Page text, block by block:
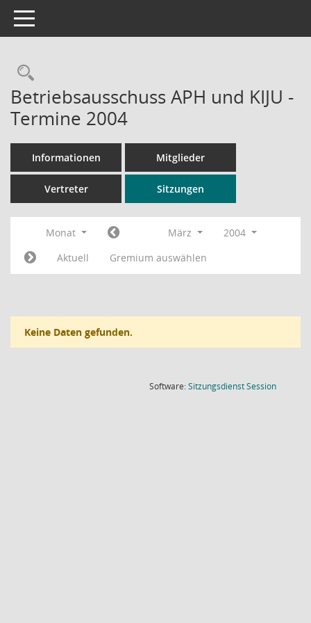
Toggle navigation
Rechercheauswahl
Betriebsausschuss APH und KIJU -
Termine 2004
Informationen Mitglieder
Vertreter Sitzungen
Monat März
2004
Aktuell
Gremium auswählen
Keine Daten gefunden.
Software:SitzungsdienstSession(Wird in